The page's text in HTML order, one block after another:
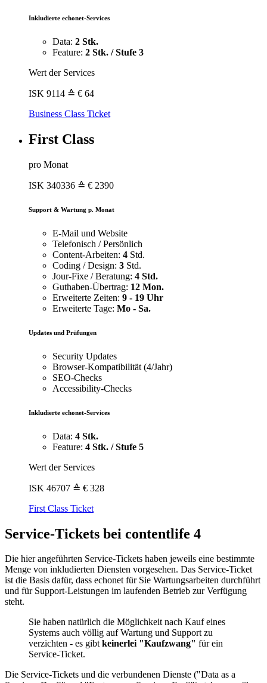
Inkludierte echonet-Services
Data: 2 Stk.
Feature: 2 Stk. / Stufe 3
Wert der Services
ISK 9114 ≙ € 64
Business Class Ticket
First Class
pro Monat
ISK 340336 ≙ € 2390
Support & Wartung p. Monat
E-Mail und Website
Telefonisch / Persönlich
Content-Arbeiten: 4 Std.
Coding / Design: 3 Std.
Jour-Fixe / Beratung: 4 Std.
Guthaben-Übertrag: 12 Mon.
Erweiterte Zeiten: 9 - 19 Uhr
Erweiterte Tage: Mo - Sa.
Updates und Prüfungen
Security Updates
Browser-Kompatibilität (4/Jahr)
SEO-Checks
Accessibility-Checks
Inkludierte echonet-Services
Data: 4 Stk.
Feature: 4 Stk. / Stufe 5
Wert der Services
ISK 46707 ≙ € 328
First Class Ticket
Service-Tickets bei contentlife 4
Die hier angeführten Service-Tickets haben jeweils eine bestimmte
Menge von inkludierten Diensten vorgesehen. Das Service-Ticket
ist die Basis dafür, dass echonet für Sie Wartungsarbeiten durchführt
und für Support-Leistungen im laufenden Betrieb zur Verfügung
steht.
Sie haben natürlich die Möglichkeit nach Kauf eines
Systems auch völlig auf Wartung und Support zu
verzichten - es gibtkeinerlei "Kaufzwang" für ein
Service-Ticket.
Die Service-Tickets und die verbundenen Dienste ("Data as a